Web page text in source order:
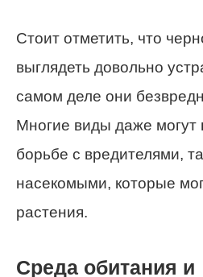
Стоит отметить, что
выглядеть довольно
самом деле они
Многие виды даже могут
борьбе с вредителями,
насекомыми, которые
растения.
Среда обитания и